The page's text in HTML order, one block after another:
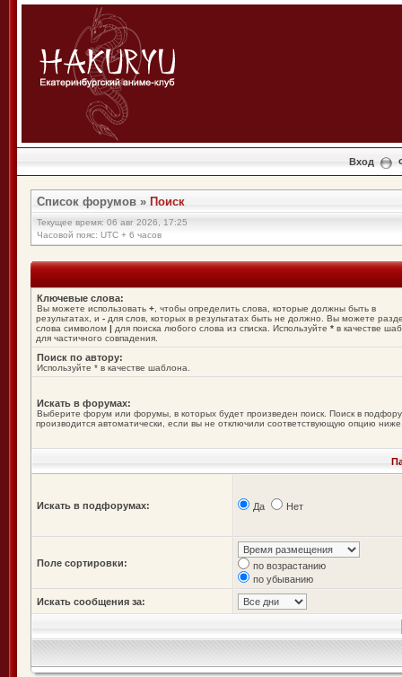
Вход
Список форумов » Поиск
Текущее время: 06 авг 2026, 17:25
Часовой пояс: UTC + 6 часов
Ключевые слова:
Вы можете использовать + , чтобы определить слова, которые должны быть в
результатах, и - для слов, которых в результатах быть не должно. Вы можете
слова символом | для поиска любого слова из списка. Используйте * в качестве
для частичного совпадения.
Поиск по автору:
Используйте * в качестве шаблона.
Искать в форумах:
Выберите форум или форумы, в которых будет произведен поиск. Поиск в
производится автоматически, если вы не отключили соответствующую опцию
Искать в подфорумах: Да Нет
Поле сортировки:
по возрастанию
по убыванию
Искать сообщения за: